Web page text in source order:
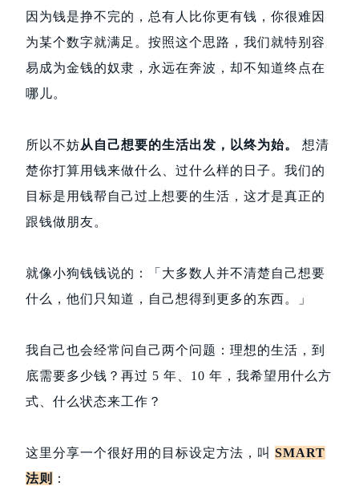
因为钱是挣不完的，总有人比你更有钱，你很难因
为某个数字就满足。按照这个思路，我们就特别容
易成为金钱的奴隶，永远在奔波，却不知道终点在
哪儿。
所以不妨从自己想要的生活出发，以终为始。
想清
楚你打算用钱来做什么、过什么样的日子。我们的
目标是用钱帮自己过上想要的生活，这才是真正的
跟钱做朋友。
就像小狗钱钱说的：「大多数人并不清楚自己想要
什么，他们只知道，自己想得到更多的东西。」
我自己也会经常问自己两个问题：理想的生活，到
底需要多少钱？再过 5 年、10 年，我希望用什么方
式、什么状态来工作？
这里分享一个很好用的目标设定方法，叫 SMART
法则
：